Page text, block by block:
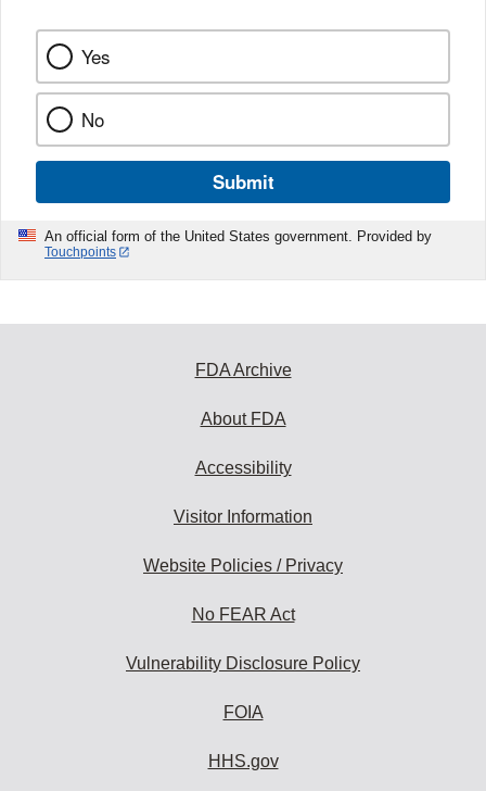
Yes
No
Submit
An official form of the United States government. Provided by
Touchpoints
FDA Archive
About FDA
Accessibility
Visitor Information
Website Policies / Privacy
No FEAR Act
Vulnerability Disclosure Policy
FOIA
HHS.gov